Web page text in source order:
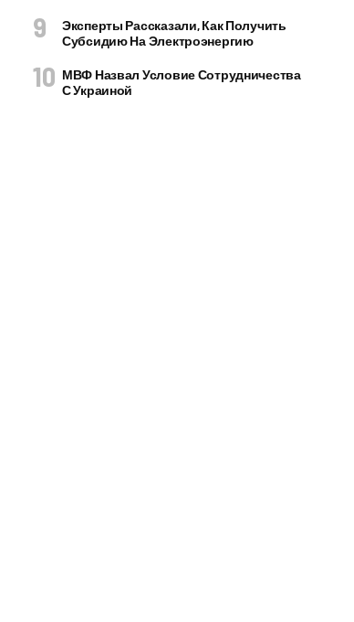
Эксперты Рассказали, Как Получить
Субсидию На Электроэнергию
МВФ Назвал Условие Сотрудничества
С Украиной